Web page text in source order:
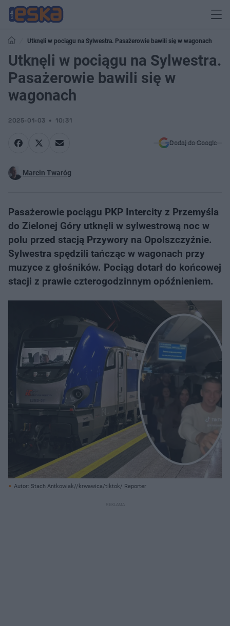
Utknęli w pociągu na Sylwestra. Pasażerowie bawili się w wagonach
Utknęli w pociągu na Sylwestra.
Pasażerowie bawili się w
wagonach
2025-01-03 10:31
Dodaj do Google
Marcin Twaróg
Pasażerowie pociągu PKP Intercity z Przemyśla
do Zielonej Góry utknęli w sylwestrową noc w
polu przed stacją Przywory na Opolszczyźnie.
Sylwestra spędzili tańcząc w wagonach przy
muzyce z głośników. Pociąg dotarł do końcowej
stacji z prawie czterogodzinnym opóźnieniem.
Autor: Stach Antkowiak//krwawica/tiktok/ Reporter